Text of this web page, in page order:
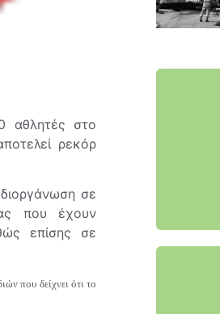
αθλητές στο
ρεκόρ
σε
που έχουν
επίσης σε
που δείχνει ότι το